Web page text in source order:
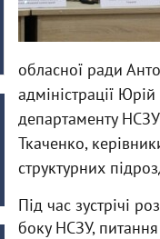
обласної ради
адміністрації
департаменту
Ткаченко,
структурних
Під час зустрічі
боку НСЗУ,